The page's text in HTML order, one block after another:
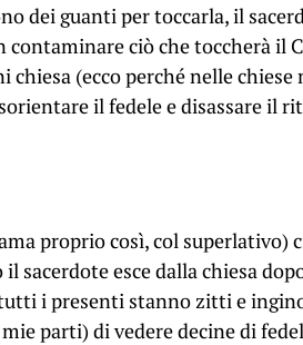
dei guanti per toccarla, il
ciò che toccherà il
chiesa (ecco perché nelle
il fedele e disassare il
proprio così, col superlativo)
sacerdote esce dalla chiesa
i presenti stanno zitti e
parti) di vedere decine di